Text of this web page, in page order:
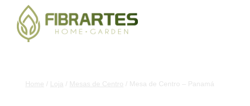
Home / Loja / Mesas de Centro / Mesa de Centro – Panamá